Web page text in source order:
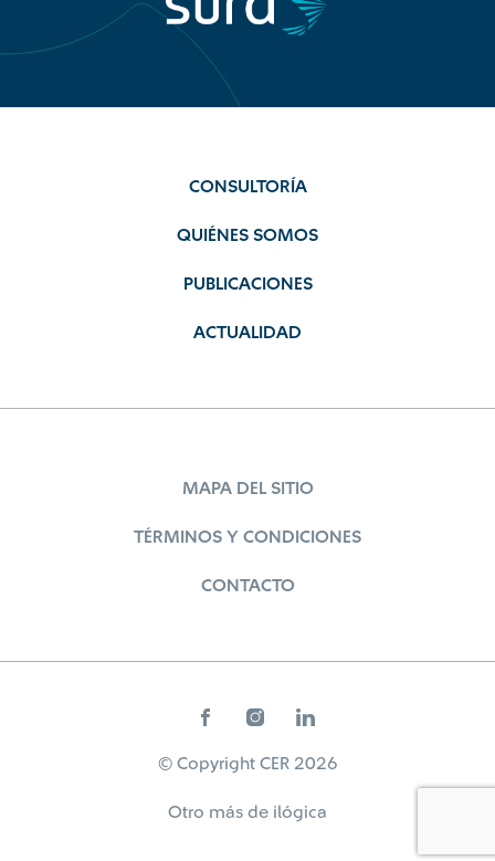
CONSULTORÍA
QUIÉNES SOMOS
PUBLICACIONES
ACTUALIDAD
MAPA DEL SITIO
TÉRMINOS Y CONDICIONES
CONTACTO
© Copyright CER 2026
Otro más de ilógica